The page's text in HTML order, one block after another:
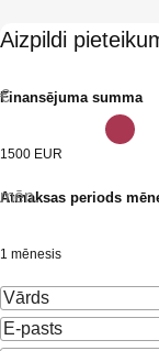
Aizpildi
Finansējuma summa
€
1500 EUR
Atmaksas periods
mēn.
1 mēnesis